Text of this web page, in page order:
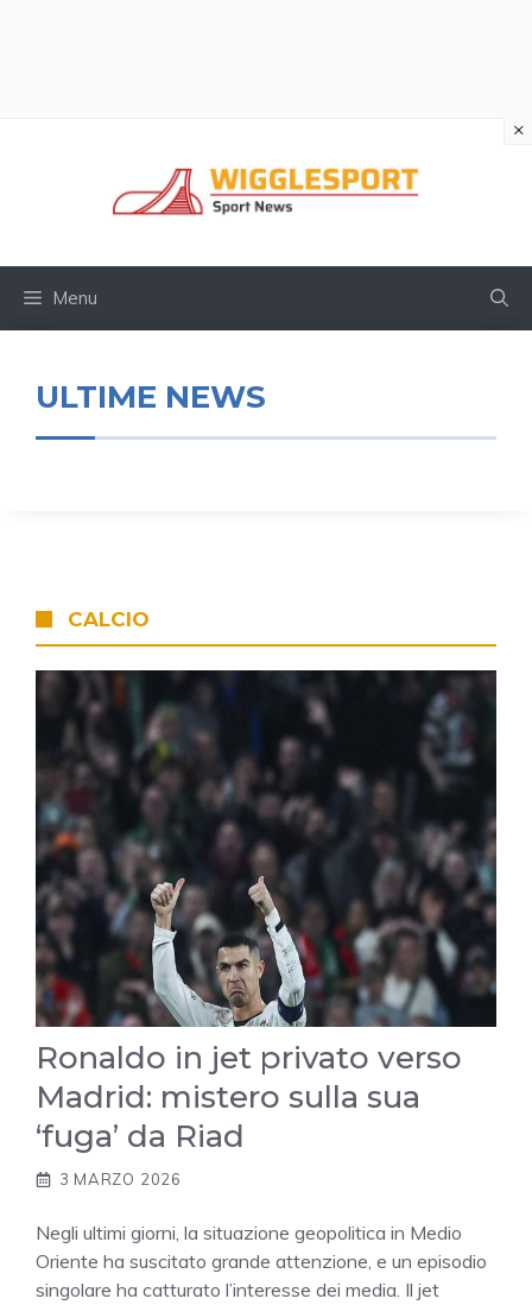
Menu
ULTIME NEWS
CALCIO
Ronaldo in jet privato verso
Madrid: mistero sulla sua
‘fuga’ da Riad
3 MARZO 2026
Negli ultimi giorni, la situazione geopolitica in Medio
Oriente ha suscitato grande attenzione, e un episodio
singolare ha catturato l’interesse dei media. Il jet
×